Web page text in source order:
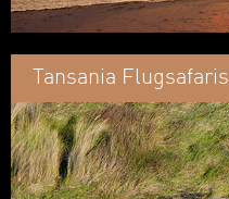
Tansania Flugsafaris